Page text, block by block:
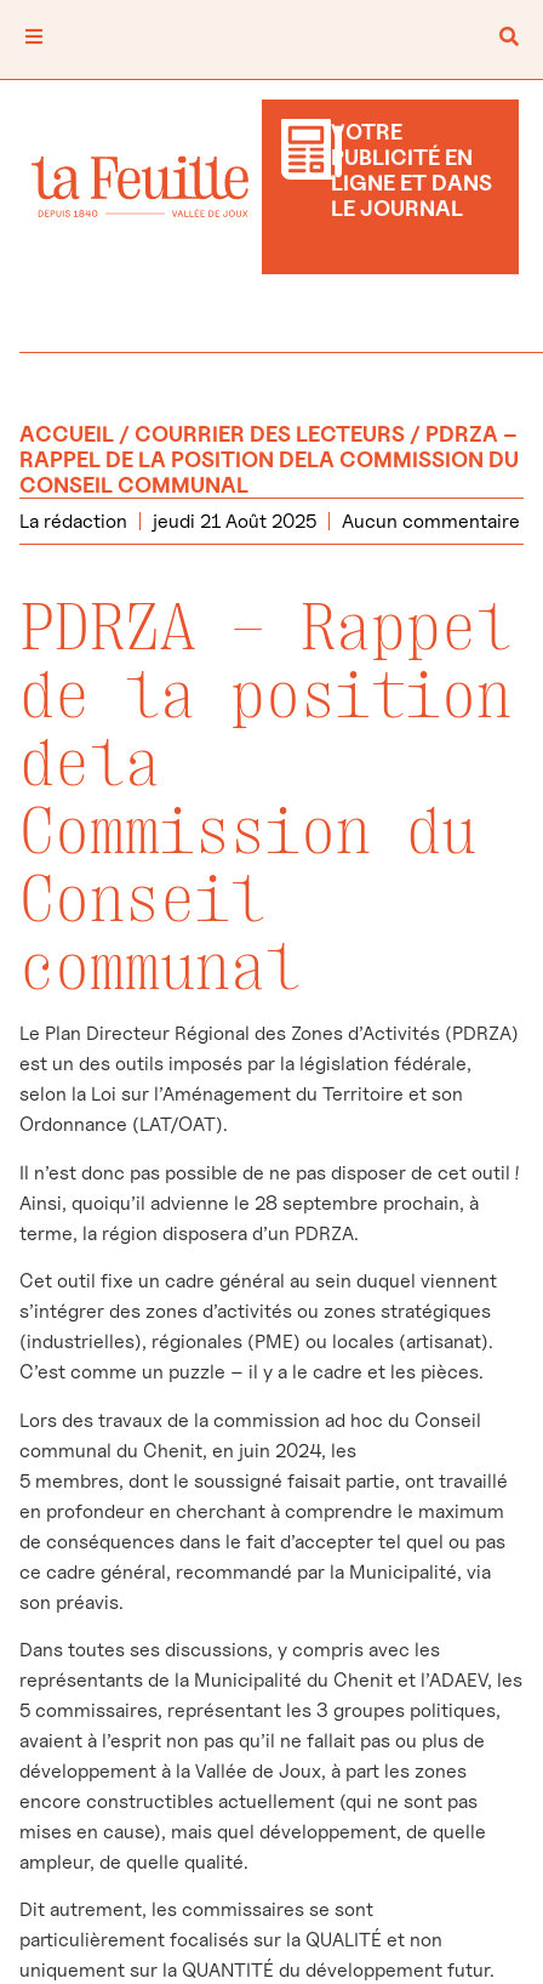
VOTRE
PUBLICITÉ EN
LIGNE ET DANS
LE JOURNAL
ACCUEIL /COURRIER DES LECTEURS / PDRZA –
RAPPEL DE LA POSITION DELA COMMISSION DU
CONSEIL COMMUNAL
La rédaction jeudi 21 Août 2025 Aucun commentaire
PDRZA – Rappel
de la position
dela
Commission du
Conseil
communal
Le Plan Directeur Régional des Zones d’Activités (PDRZA)
est un des outils imposés par la législation fédérale,
selon la Loi sur l’Aménagement du Territoire et son
Ordonnance (LAT/OAT).
Il n’est donc pas possible de ne pas disposer de cet outil !
Ainsi, quoiqu’il advienne le 28 septembre prochain, à
terme, la région disposera d’un PDRZA.
Cet outil fixe un cadre général au sein duquel viennent
s’intégrer des zones d’activités ou zones stratégiques
(industrielles), régionales (PME) ou locales (artisanat).
C’est comme un puzzle – il y a le cadre et les pièces.
Lors des travaux de la commission ad hoc du Conseil
communal du Chenit, en juin 2024, les
5 membres, dont le soussigné faisait partie, ont travaillé
en profondeur en cherchant à comprendre le maximum
de conséquences dans le fait d’accepter tel quel ou pas
ce cadre général, recommandé par la Municipalité, via
son préavis.
Dans toutes ses discussions, y compris avec les
représentants de la Municipalité du Chenit et l’ADAEV, les
5 commissaires, représentant les 3 groupes politiques,
avaient à l’esprit non pas qu’il ne fallait pas ou plus de
développement à la Vallée de Joux, à part les zones
encore constructibles actuellement (qui ne sont pas
mises en cause), mais quel développement, de quelle
ampleur, de quelle qualité.
Dit autrement, les commissaires se sont
particulièrement focalisés sur la QUALITÉ et non
uniquement sur la QUANTITÉ du développement futur.